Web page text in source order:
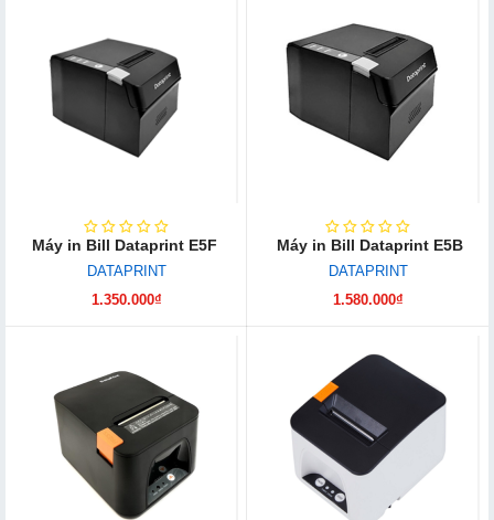
Máy in Bill Dataprint E5F
DATAPRINT
1.350.000₫
Máy in Bill Dataprint E5B
DATAPRINT
1.580.000₫